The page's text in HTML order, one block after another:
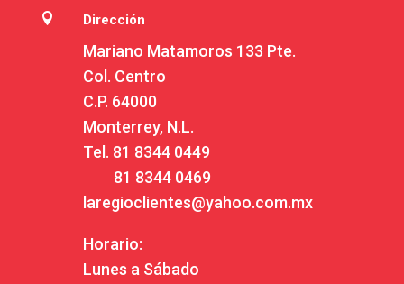
 Dirección
Mariano Matamoros 133 Pte.
Col. Centro
C.P. 64000
Monterrey, N.L.
Tel. 81 8344 0449
81 8344 0469
laregioclientes@yahoo.com.mx
Horario:
Lunes a Sábado